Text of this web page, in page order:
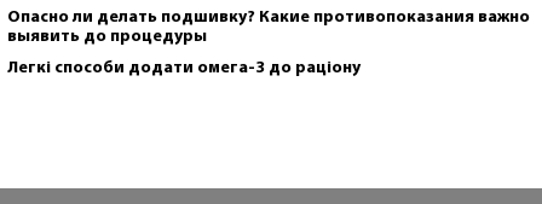
Опасно ли делать подшивку? Какие противопоказания важно
выявить до процедуры
Легкі способи додати омега-3 до раціону